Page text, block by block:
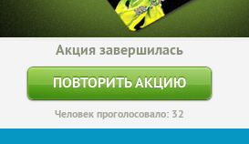
Акция завершилась
ПОВТОРИТЬ АКЦИЮ
Человек проголосовало: 32